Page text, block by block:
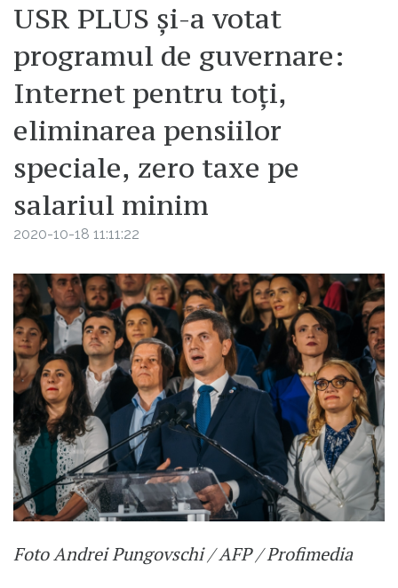
USR PLUS și-a votat
programul de guvernare:
Internet pentru toți,
eliminarea pensiilor
speciale, zero taxe pe
salariul minim
2020-10-18 11:11:22
Foto Andrei Pungovschi / AFP / Profimedia